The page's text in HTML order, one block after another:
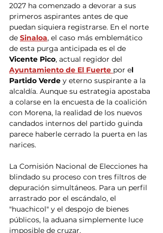
2027 ha comenzado a devorar a sus
primeros aspirantes antes de que
puedan siquiera registrarse. En el norte
de Sinaloa, el caso más emblemático
de esta purga anticipada es el de
Vicente Pico, actual regidor del
Ayuntamiento de El Fuerte por el
Partido Verde y eterno suspirante a la
alcaldía. Aunque su estrategia apostaba
a colarse en la encuesta de la coalición
con Morena, la realidad de los nuevos
candados internos del partido guinda
parece haberle cerrado la puerta en las
narices.
La Comisión Nacional de Elecciones ha
blindado su proceso con tres filtros de
depuración simultáneos. Para un perfil
arrastrado por el escándalo, el
"huachicol" y el despojo de bienes
públicos, la aduana simplemente luce
imposible de cruzar.